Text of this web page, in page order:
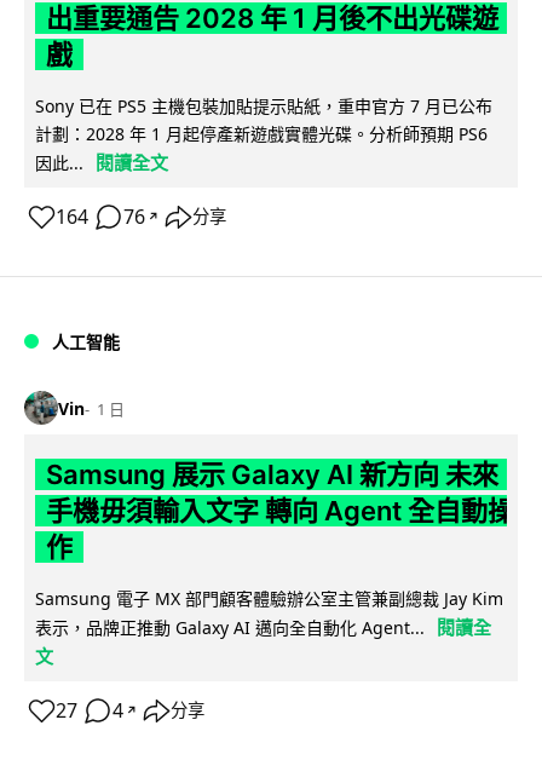
出重要通告 2028 年 1 月後不出光碟遊
戲
Sony 已在 PS5 主機包裝加貼提示貼紙，重申官方 7 月已公布
計劃：2028 年 1 月起停產新遊戲實體光碟。分析師預期 PS6
因此...
閱讀全文
164 76 ↗ 分享
人工智能
Vin 1 日
Samsung 展示 Galaxy AI 新方向 未來
手機毋須輸入文字 轉向 Agent 全自動操
作
Samsung 電子 MX 部門顧客體驗辦公室主管兼副總裁 Jay Kim
表示，品牌正推動 Galaxy AI 邁向全自動化 Agent...
閱讀全
文
27 4 ↗ 分享